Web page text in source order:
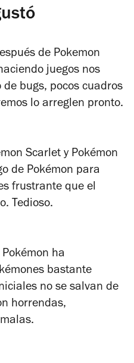
de Pokemon
juegos nos
bugs, pocos cuadros
lo arreglen pronto.
Scarlet y Pokémon
de Pokémon para
frustrante que el
Tedioso.
ha
bastante
no se salvan de
horrendas,